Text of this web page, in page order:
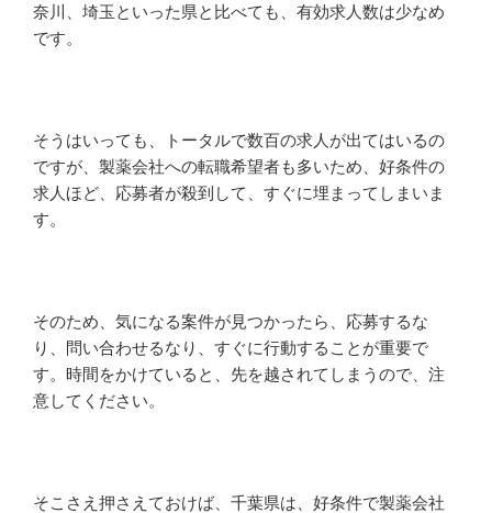
奈川、埼玉といった県と比べても、有効求人数は少なめ
です。
そうはいっても、トータルで数百の求人が出てはいるの
ですが、製薬会社への転職希望者も多いため、好条件の
求人ほど、応募者が殺到して、すぐに埋まってしまいま
す。
そのため、気になる案件が見つかったら、応募するな
り、問い合わせるなり、すぐに行動することが重要で
す。時間をかけていると、先を越されてしまうので、注
意してください。
そこさえ押さえておけば、千葉県は、好条件で製薬会社